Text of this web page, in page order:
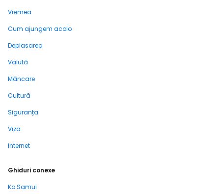
Vremea
Cum ajungem acolo
Deplasarea
Valută
Mâncare
Cultură
Siguranța
Viza
Internet
Ghiduri conexe
Ko Samui